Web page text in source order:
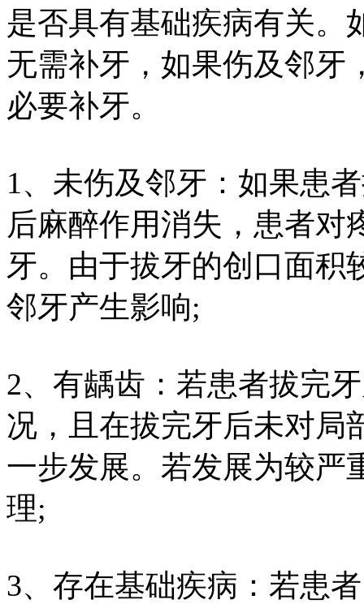
是否具有基础疾病有关。
无需补牙，如果伤及邻牙
必要补牙。
1、未伤及邻牙：如果患
后麻醉作用消失，患者对
牙。由于拔牙的创口面积
邻牙产生影响;
2、有龋齿：若患者拔完
况，且在拔完牙后未对局
一步发展。若发展为较严
理;
3、存在基础疾病：若患